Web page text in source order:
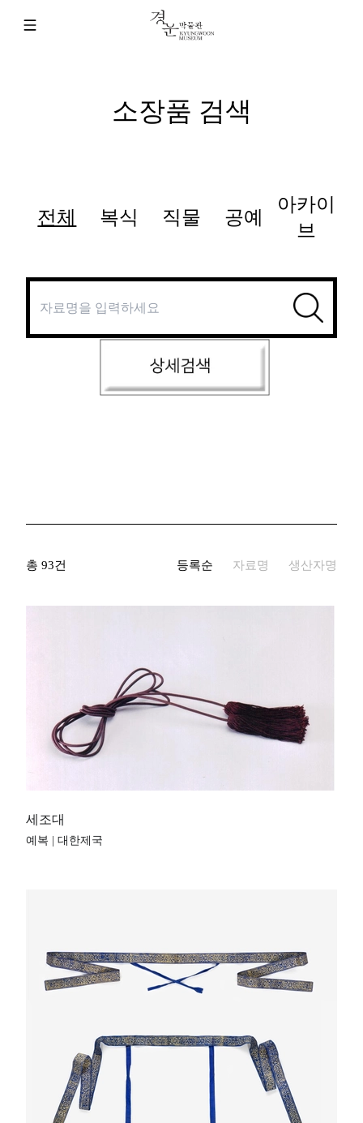
소장품 검색
전체 복식 직물 공예
아카이
브
총 93건 등록순 자료명 생산자명
세조대
예복 | 대한제국